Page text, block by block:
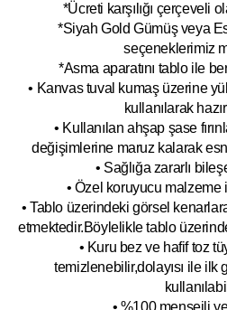
*Ücreti karşılığı çerçeveli
*Siyah Gold Gümüş veya
seçeneklerimiz
*Asma aparatını tablo ile
• Kanvas tuval kumaş üzerine
kullanılarak
• Kullanılan ahşap şase
değişimlerine maruz kalarak
• Sağlığa zararlı
• Özel koruyucu malzeme
• Tablo üzerindeki görsel
etmektedir.Böylelikle tablo
• Kuru bez ve hafif toz
temizlenebilir,dolayısı ile ilkg
• %100 menşeili